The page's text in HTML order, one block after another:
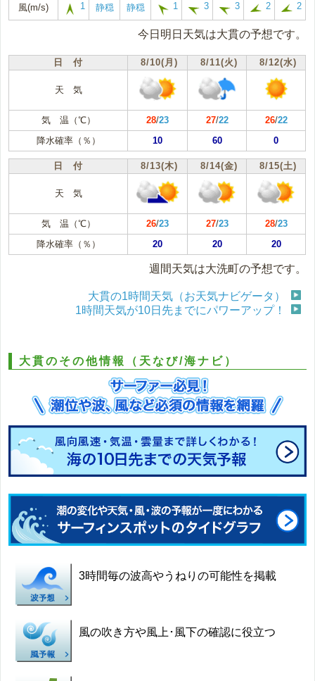
風(m/s) 1 静穏 静穏 1 3 3 2 2
今日明日天気は大貫の予想です。
日 付 8/10(月) 8/11(火) 8/12(水)
天 気
気 温（℃） 28/23 27/22 26/22
降水確率（％）
10 60 0
日 付 8/13(木) 8/14(金) 8/15(土)
天 気
気 温（℃） 26/23 27/23 28/23
降水確率（％）
20 20 20
週間天気は大洗町の予想です。
大貫の1時間天気（お天気ナビゲータ）
1時間天気が10日先までにパワーアップ！
大貫のその他情報（天なび/海ナビ）
3時間毎の波高やうねりの可能性を掲載
風の吹き方や風上･風下の確認に役立つ